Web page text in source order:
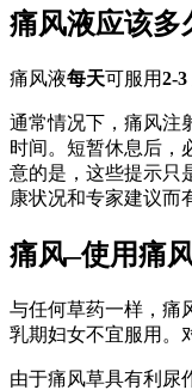
痛风液应该多
痛风液每天可服用2-3
通常情况下，痛风注
时间。短暂休息后，
意的是，这些提示只
康状况和专家建议而
痛风–使用痛
与任何草药一样，痛
乳期妇女不宜服用。
由于痛风草具有利尿